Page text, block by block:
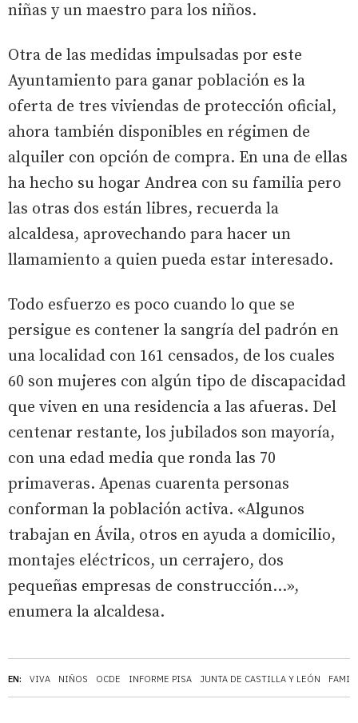
EN: VIVA NIÑOS OCDE INFORME PISA JUNTA DE CASTILLA Y LEÓN
niñas y un maestro para los niños.
Otra de las medidas impulsadas por este
Ayuntamiento para ganar población es la
oferta de tres viviendas de protección oficial,
ahora también disponibles en régimen de
alquiler con opción de compra. En una de ellas
ha hecho su hogar Andrea con su familia pero
las otras dos están libres, recuerda la
alcaldesa, aprovechando para hacer un
llamamiento a quien pueda estar interesado.
Todo esfuerzo es poco cuando lo que se
persigue es contener la sangría del padrón en
una localidad con 161 censados, de los cuales
60 son mujeres con algún tipo de discapacidad
que viven en una residencia a las afueras. Del
centenar restante, los jubilados son mayoría,
con una edad media que ronda las 70
primaveras. Apenas cuarenta personas
conforman la población activa. «Algunos
trabajan en Ávila, otros en ayuda a domicilio,
montajes eléctricos, un cerrajero, dos
pequeñas empresas de construcción...»,
enumera la alcaldesa.